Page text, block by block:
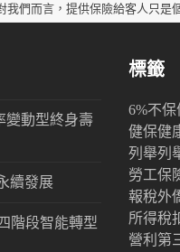
們而言，提供保險給客人只是
變動型終身壽
續發展
階段智能轉型
標籤
6%不保
健保健
列舉列
勞工保
報稅外
所得稅
營利 第